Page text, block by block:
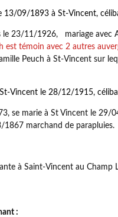
13/09/1893 à St-Vincent,
le 23/11/1926, mariage avec
est témoin avec 2 autres
Peuch à St-Vincent sur
Vincent le 28/12/1915,
se marie à St Vincent le 29/
1867 marchand de parapluies.
à Saint-Vincent au Champ
: